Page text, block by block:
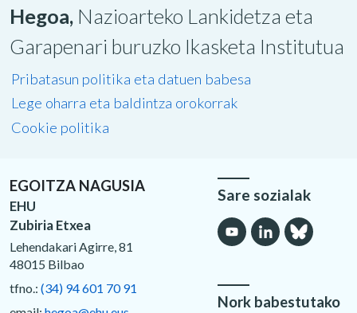
Hegoa, Nazioarteko Lankidetza eta
Garapenari buruzko Ikasketa Institutua
Pribatasun politika eta datuen babesa
Lege oharra eta baldintza orokorrak
Cookie politika
EGOITZA NAGUSIA
EHU
Zubiria Etxea
Lehendakari Agirre, 81
48015 Bilbao
tfno.: (34) 94 601 70 91
Sare sozialak
Nork babestutako